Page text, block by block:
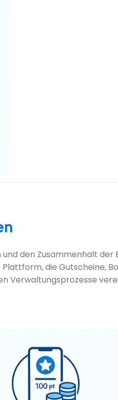
den Zusammenhalt der
die Gutscheine,
Verwaltungsprozesse